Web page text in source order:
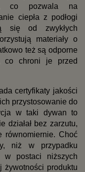
co pozwala na
ciepła z podłogi
się od zwykłych
materiały o
też są odporne
co chroni je przed
certyfikaty jakości
przystosowanie do
w taki dywan to
działał bez zarzutu,
równomiernie. Choć
niż w przypadku
w postaci niższych
żywotności produktu